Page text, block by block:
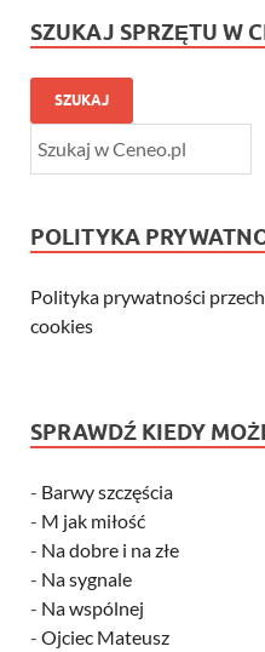
SZUKAJ SPRZĘTU W
SZUKAJ
POLITYKA
Polityka prywatności
cookies
SPRAWDŹ KIEDY
- Barwy szczęścia
- M jak miłość
- Na dobre i na złe
- Na sygnale
- Na wspólnej
- Ojciec Mateusz